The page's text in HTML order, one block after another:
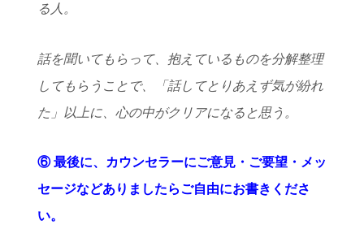
る人。
話を聞いてもらって、抱えているものを分解整理
してもらうことで、「話してとりあえず気が紛れ
た」以上に、心の中がクリアになると思う。
⑥ 最後に、カウンセラーにご意見・ご要望・メッ
セージなどありましたらご自由にお書きくださ
い。